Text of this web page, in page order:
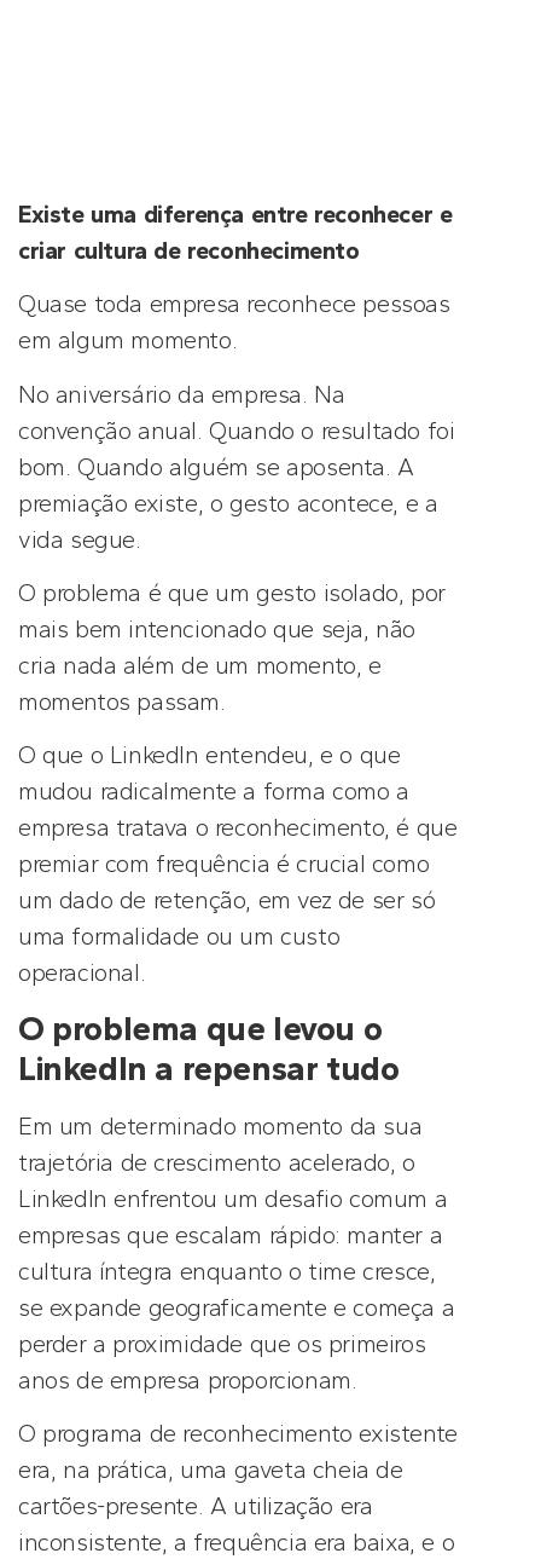
Existe uma diferença entre reconhecer e
criar cultura de reconhecimento
Quase toda empresa reconhece pessoas
em algum momento.
No aniversário da empresa. Na
convenção anual. Quando o resultado foi
bom. Quando alguém se aposenta. A
premiação existe, o gesto acontece, e a
vida segue.
O problema é que um gesto isolado, por
mais bem intencionado que seja, não
cria nada além de um momento, e
momentos passam.
O que o LinkedIn entendeu, e o que
mudou radicalmente a forma como a
empresa tratava o reconhecimento, é que
premiar com frequência é crucial como
um dado de retenção, em vez de ser só
uma formalidade ou um custo
operacional.
O problema que levou o
LinkedIn a repensar tudo
Em um determinado momento da sua
trajetória de crescimento acelerado, o
LinkedIn enfrentou um desafio comum a
empresas que escalam rápido: manter a
cultura íntegra enquanto o time cresce,
se expande geograficamente e começa a
perder a proximidade que os primeiros
anos de empresa proporcionam.
O programa de reconhecimento existente
era, na prática, uma gaveta cheia de
cartões-presente. A utilização era
inconsistente, a frequência era baixa, e o